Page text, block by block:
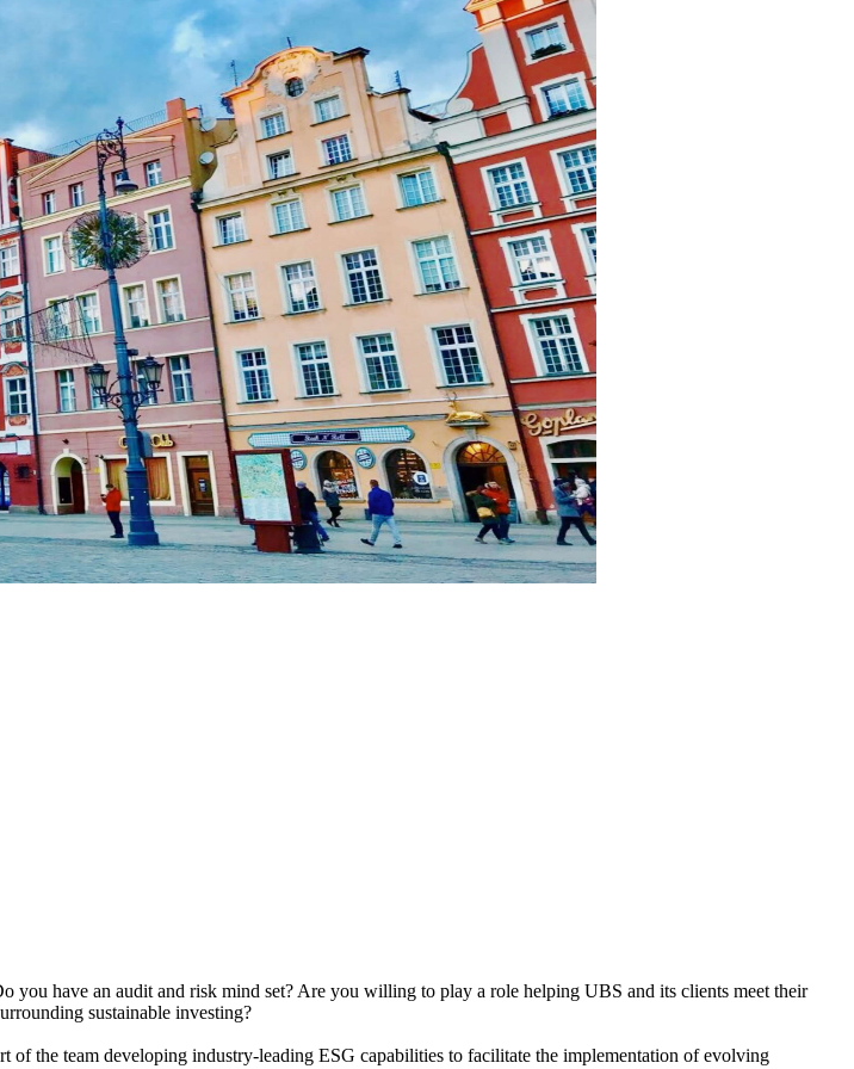
you have an audit and risk mind set? Are you willing to play a role helping UBS and its clients meet their
sustainable investing?
the team developing industry-leading ESG capabilities to facilitate the implementation of evolving